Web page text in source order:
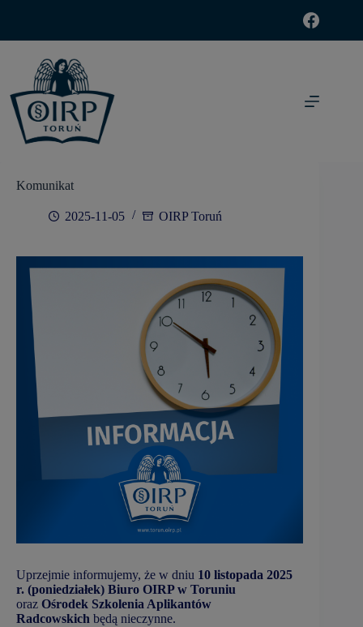
Komunikat
2025-11-05 OIRP Toruń
Uprzejmie informujemy, że w dniu 10 listopada 2025
r. (poniedziałek) Biuro OIRP w Toruniu
oraz Ośrodek Szkolenia Aplikantów
Radcowskich będą nieczynne.